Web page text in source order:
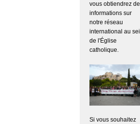
vous obtiendrez
informations sur
notre réseau
international au
de l'Église
catholique.
Si vous souhaitez